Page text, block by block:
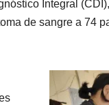
Integral
de sangre a 74